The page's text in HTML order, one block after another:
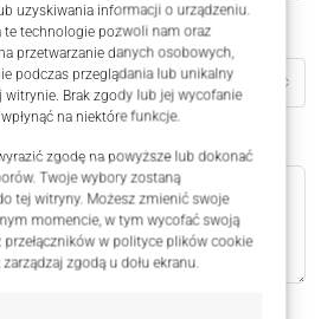
uzyskiwania informacji o urządzeniu.
te technologie pozwoli nam oraz
przetwarzanie danych osobowych,
podczas przeglądania lub unikalny
witrynie. Brak zgody lub jej wycofanie
na niektóre funkcje.
zgodę na powyższe lub dokonać
Twoje wybory zostaną
tej witryny. Możesz zmienić swoje
momencie, w tym wycofać swoją
przełączników w polityce plików cookie
zgodą u dołu ekranu.